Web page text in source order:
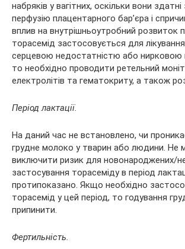
набряків у вагітних, оскільки вони
перфузію плацентарного бар’єра і
вплив на внутрішньоутробний розвиток
торасемід застосовується для лікування
серцевою недостатністю або нирковою
то необхідно проводити ретельний
електролітів та гематокриту, а також
Період лактації.
На даний час не встановлено, чи
грудне молоко у тварин або людини. Не
виключити ризик для новонароджених/
застосування торасеміду в період
протипоказано. Якщо необхідно
торасемід у цей період, то годування
припинити.
Фертильність.